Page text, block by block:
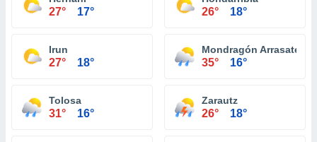
27° 17° 26° 18°
Irun
27° 18°
Mondragón Arrasate
35° 16°
Tolosa
31° 16°
Zarautz
26° 18°